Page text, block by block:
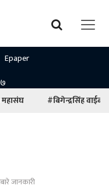
Epaper
#बिगेन्द्रसिंह वाईबा
जानकारी